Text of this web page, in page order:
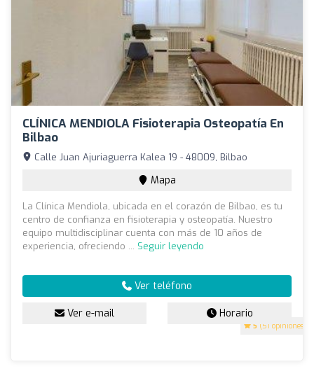
CLÍNICA MENDIOLA Fisioterapia Osteopatía En
Bilbao
5 (51 opiniones)
Calle Juan Ajuriaguerra Kalea 19 - 48009, Bilbao
Mapa
La Clínica Mendiola, ubicada en el corazón de Bilbao, es tu
centro de confianza en fisioterapia y osteopatía. Nuestro
equipo multidisciplinar cuenta con más de 10 años de
experiencia, ofreciendo ... Seguir leyendo
Ver teléfono
Ver e-mail Horario